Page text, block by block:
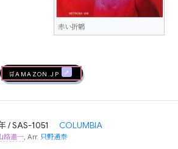
赤い折鶴
🛒AMAZON.jp
/ SAS-1051 COLUMBIA
路進一, Arr. 只野通泰